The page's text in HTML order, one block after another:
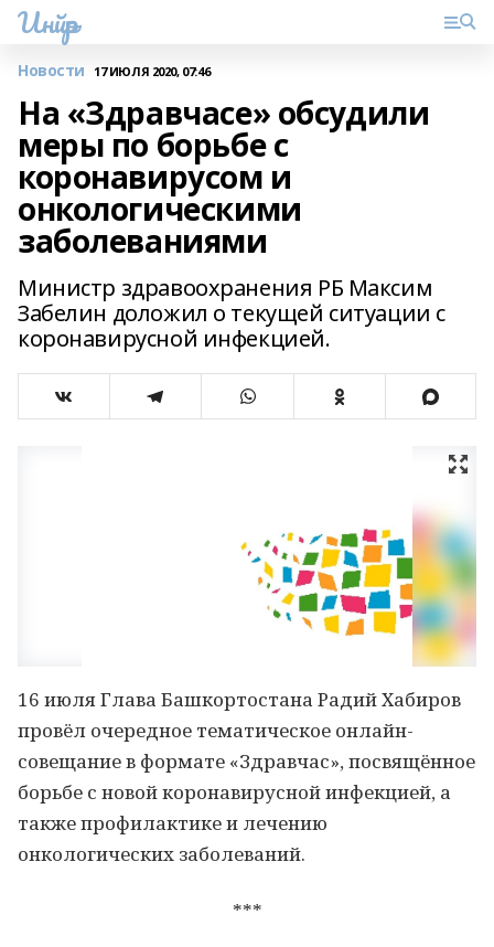
Инйәр
Новости 17 ИЮЛЯ 2020, 07:46
На «Здравчасе» обсудили
меры по борьбе с
коронавирусом и
онкологическими
заболеваниями
Министр здравоохранения РБ Максим
Забелин доложил о текущей ситуации с
коронавирусной инфекцией.
16 июля Глава Башкортостана Радий Хабиров
провёл очередное тематическое онлайн-
совещание в формате «Здравчас», посвящённое
борьбе с новой коронавирусной инфекцией, а
также профилактике и лечению
онкологических заболеваний.
***